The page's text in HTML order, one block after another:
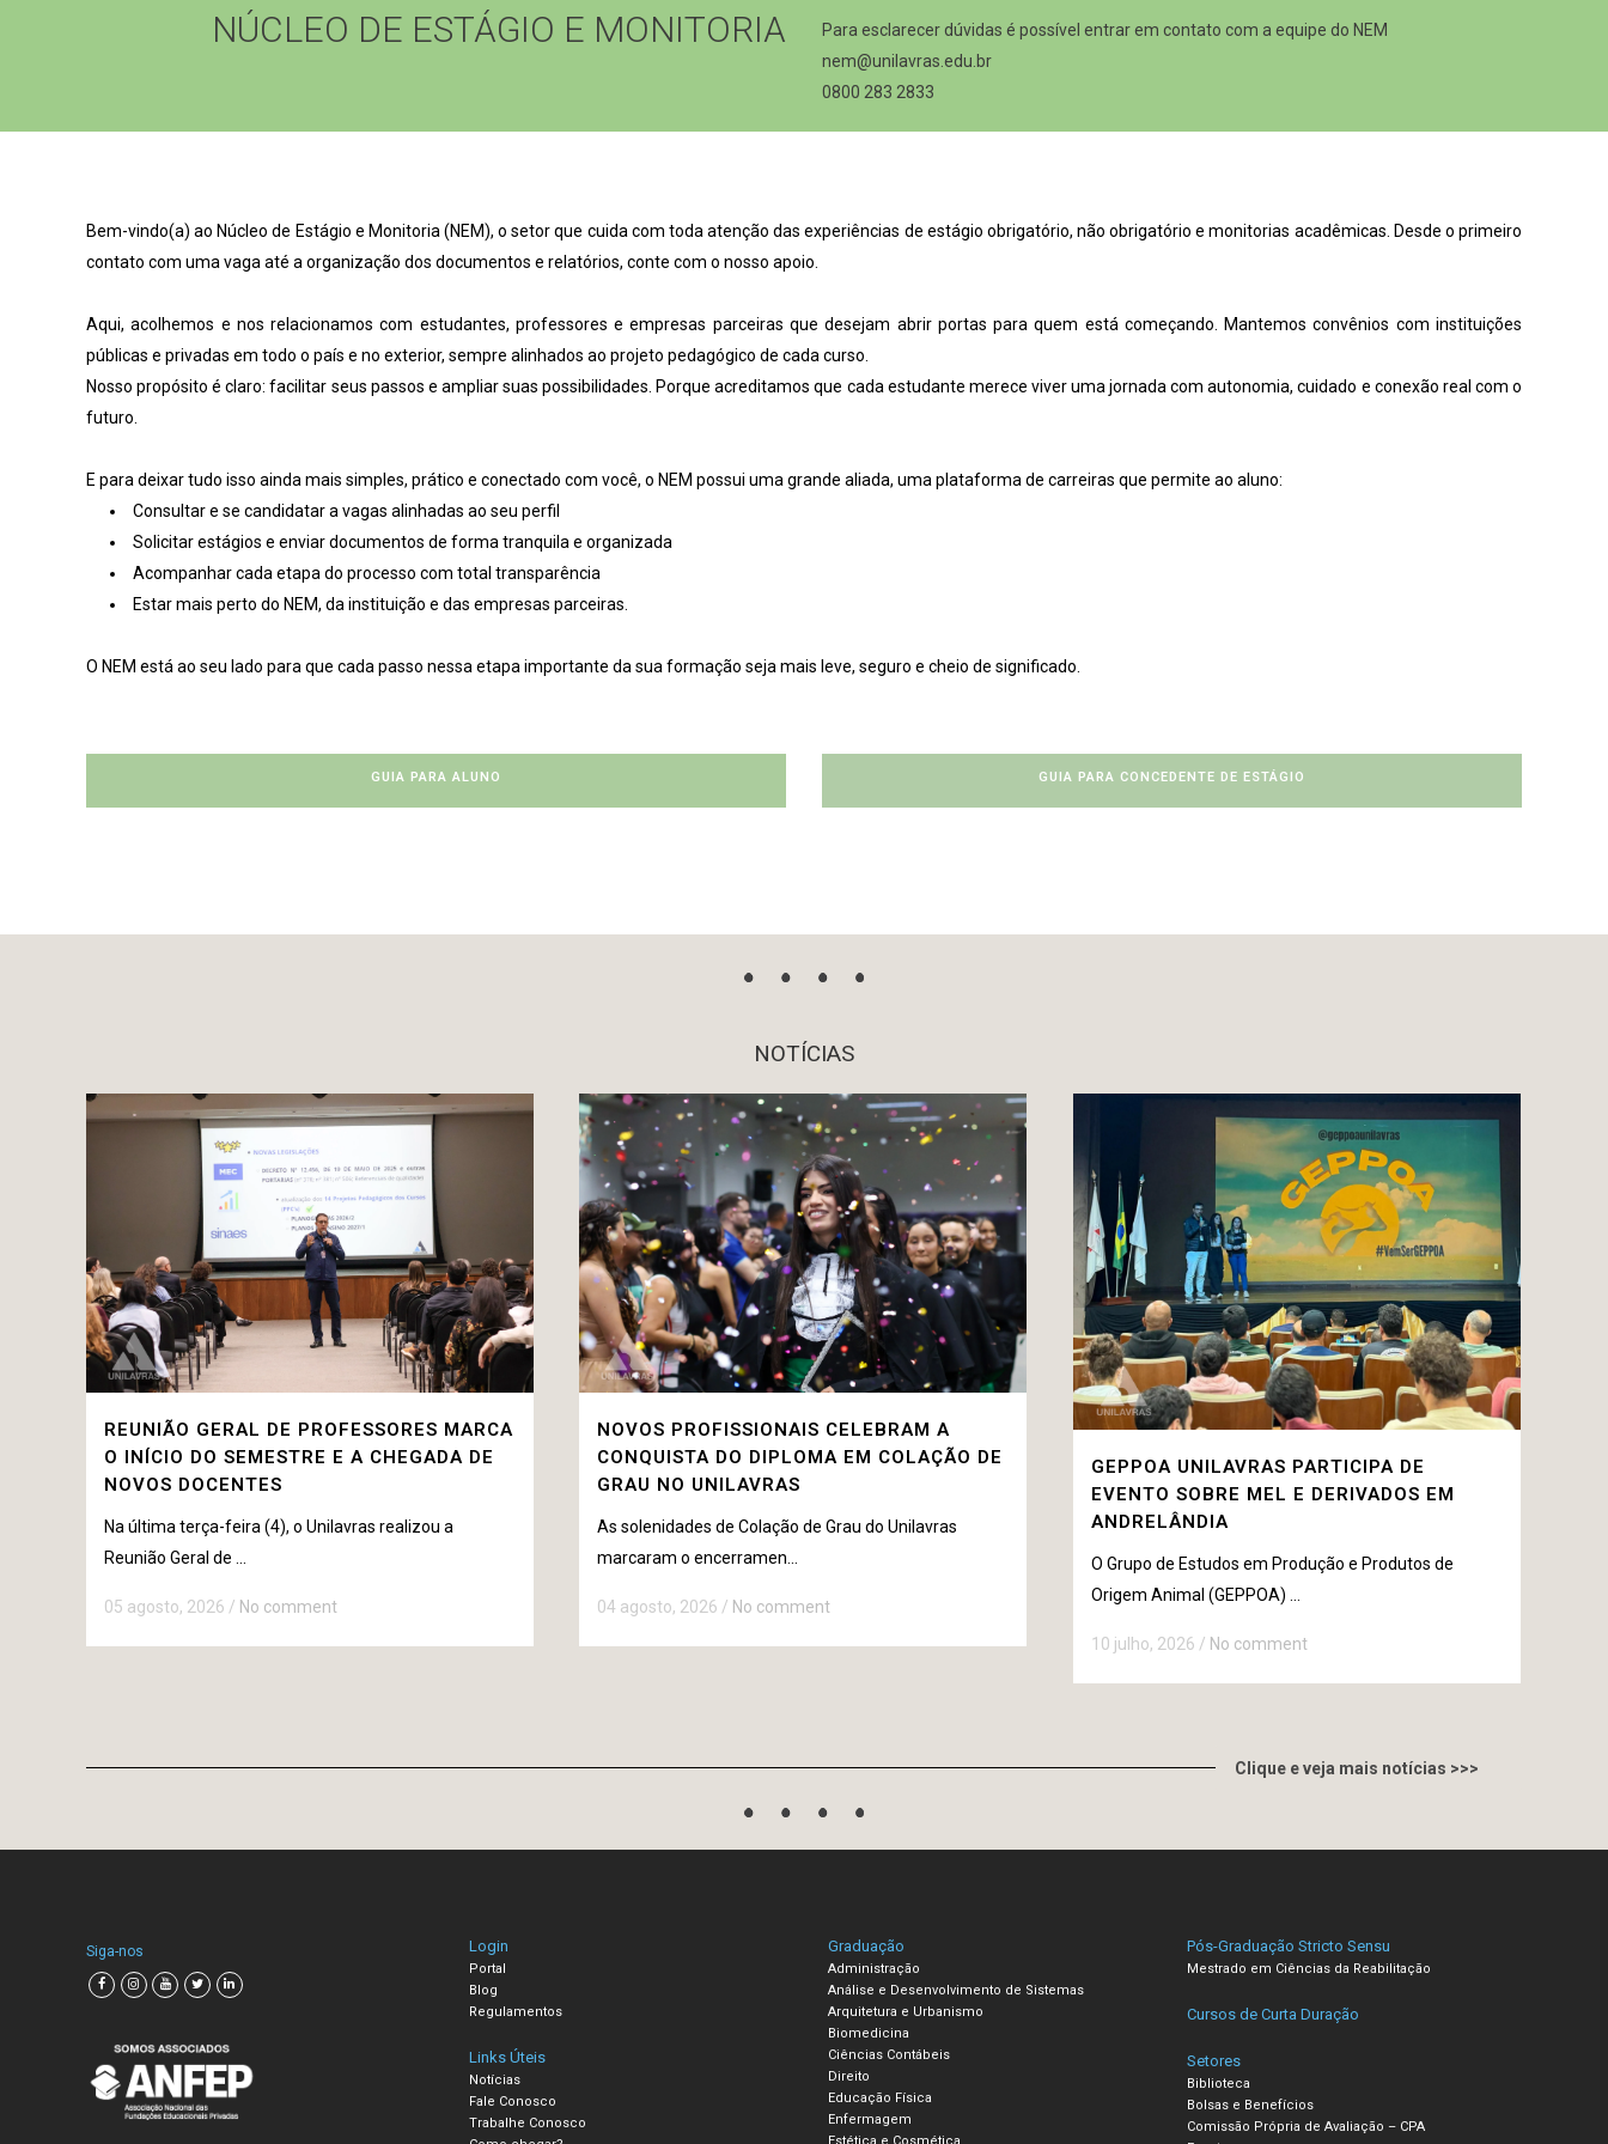
NÚCLEO DE ESTÁGIO E MONITORIA
Para esclarecer dúvidas é possível entrar em contato com a equipe do NEM
nem@unilavras.edu.br
0800 283 2833
Bem-vindo(a) ao Núcleo de Estágio e Monitoria (NEM), o setor que cuida com toda atenção das experiências de estágio obrigatório, não obrigatório e monitorias acadêmicas. Desde o primeiro
contato com uma vaga até a organização dos documentos e relatórios, conte com o nosso apoio.
Aqui, acolhemos e nos relacionamos com estudantes, professores e empresas parceiras que desejam abrir portas para quem está começando. Mantemos convênios com instituições
públicas e privadas em todo o país e no exterior, sempre alinhados ao projeto pedagógico de cada curso.
Nosso propósito é claro: facilitar seus passos e ampliar suas possibilidades. Porque acreditamos que cada estudante merece viver uma jornada com autonomia, cuidado e conexão real com o
futuro.
E para deixar tudo isso ainda mais simples, prático e conectado com você, o NEM possui uma grande aliada, uma plataforma de carreiras que permite ao aluno:
Consultar e se candidatar a vagas alinhadas ao seu perfil
Solicitar estágios e enviar documentos de forma tranquila e organizada
Acompanhar cada etapa do processo com total transparência
Estar mais perto do NEM, da instituição e das empresas parceiras.
O NEM está ao seu lado para que cada passo nessa etapa importante da sua formação seja mais leve, seguro e cheio de significado.
GUIA PARA ALUNO GUIA PARA CONCEDENTE DE ESTÁGIO
NOTÍCIAS
REUNIÃO GERAL DE PROFESSORES MARCA
O INÍCIO DO SEMESTRE E A CHEGADA DE
NOVOS DOCENTES
Na última terça-feira (4), o Unilavras realizou a
Reunião Geral de ...
05 agosto, 2026 / No comment
NOVOS PROFISSIONAIS CELEBRAM A
CONQUISTA DO DIPLOMA EM COLAÇÃO DE
GRAU NO UNILAVRAS
As solenidades de Colação de Grau do Unilavras
marcaram o encerramen...
04 agosto, 2026 / No comment
GEPPOA UNILAVRAS PARTICIPA DE
EVENTO SOBRE MEL E DERIVADOS EM
ANDRELÂNDIA
O Grupo de Estudos em Produção e Produtos de
Origem Animal (GEPPOA) ...
10 julho, 2026 / No comment
Clique e veja mais notícias >>>
Siga-nos Login
Portal
Blog
Regulamentos
Links Úteis
Notícias
Fale Conosco
Trabalhe Conosco
Graduação
Administração
Análise e Desenvolvimento de Sistemas
Arquitetura e Urbanismo
Biomedicina
Ciências Contábeis
Direito
Educação Física
Enfermagem
Pós-Graduação Stricto Sensu
Mestrado em Ciências da Reabilitação
Cursos de Curta Duração
Setores
Biblioteca
Bolsas e Benefícios
Comissão Própria de Avaliação – CPA